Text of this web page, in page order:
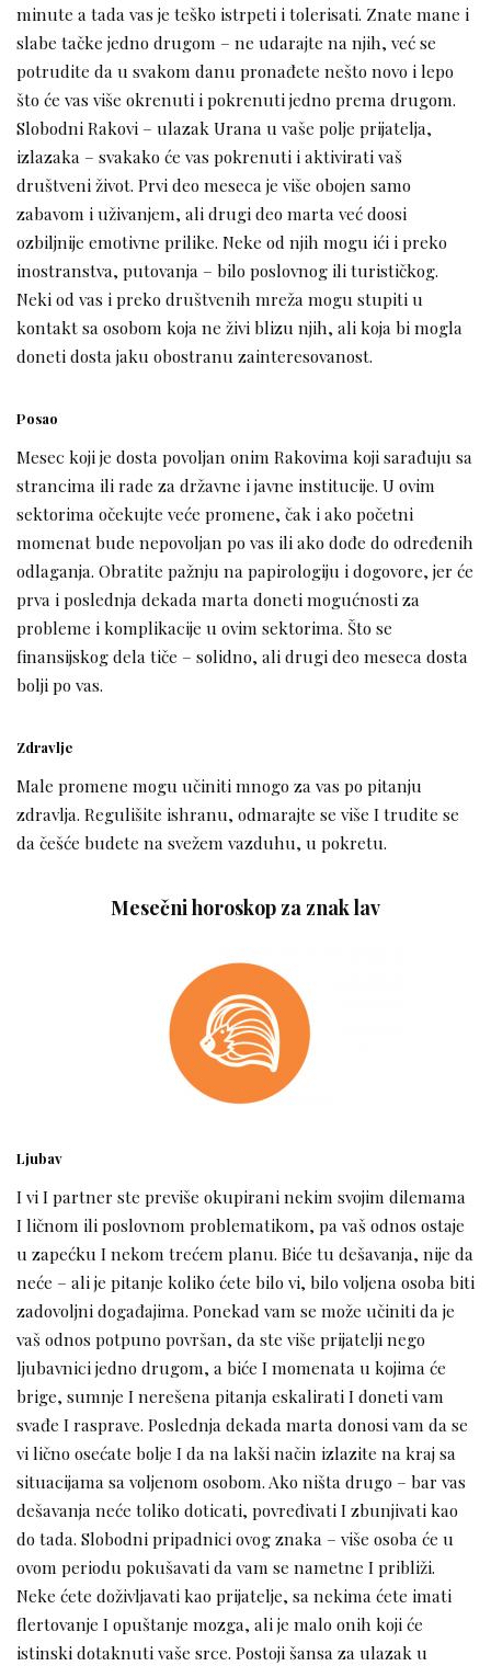
minute a tada vas je teško istrpeti i tolerisati. Znate mane i
slabe tačke jedno drugom – ne udarajte na njih, već se
potrudite da u svakom danu pronađete nešto novo i lepo
što će vas više okrenuti i pokrenuti jedno prema drugom.
Slobodni Rakovi – ulazak Urana u vaše polje prijatelja,
izlazaka – svakako će vas pokrenuti i aktivirati vaš
društveni život. Prvi deo meseca je više obojen samo
zabavom i uživanjem, ali drugi deo marta već doosi
ozbiljnije emotivne prilike. Neke od njih mogu ići i preko
inostranstva, putovanja – bilo poslovnog ili turističkog.
Neki od vas i preko društvenih mreža mogu stupiti u
kontakt sa osobom koja ne živi blizu njih, ali koja bi mogla
doneti dosta jaku obostranu zainteresovanost.
Posao
Mesec koji je dosta povoljan onim Rakovima koji sarađuju sa
strancima ili rade za državne i javne institucije. U ovim
sektorima očekujte veće promene, čak i ako početni
momenat bude nepovoljan po vas ili ako dođe do određenih
odlaganja. Obratite pažnju na papirologiju i dogovore, jer će
prva i poslednja dekada marta doneti mogućnosti za
probleme i komplikacije u ovim sektorima. Što se
finansijskog dela tiče – solidno, ali drugi deo meseca dosta
bolji po vas.
Zdravlje
Male promene mogu učiniti mnogo za vas po pitanju
zdravlja. Regulišite ishranu, odmarajte se više I trudite se
da češće budete na svežem vazduhu, u pokretu.
Mesečni horoskop za znak lav
Ljubav
I vi I partner ste previše okupirani nekim svojim dilemama
I ličnom ili poslovnom problematikom, pa vaš odnos ostaje
u zapećku I nekom trećem planu. Biće tu dešavanja, nije da
neće – ali je pitanje koliko ćete bilo vi, bilo voljena osoba biti
zadovoljni događajima. Ponekad vam se može učiniti da je
vaš odnos potpuno površan, da ste više prijatelji nego
ljubavnici jedno drugom, a biće I momenata u kojima će
brige, sumnje I nerešena pitanja eskalirati I doneti vam
svađe I rasprave. Poslednja dekada marta donosi vam da se
vi lično osećate bolje I da na lakši način izlazite na kraj sa
situacijama sa voljenom osobom. Ako ništa drugo – bar vas
dešavanja neće toliko doticati, povređivati I zbunjivati kao
do tada. Slobodni pripadnici ovog znaka – više osoba će u
ovom periodu pokušavati da vam se nametne I približi.
Neke ćete doživljavati kao prijatelje, sa nekima ćete imati
flertovanje I opuštanje mozga, ali je malo onih koji će
istinski dotaknuti vaše srce. Postoji šansa za ulazak u